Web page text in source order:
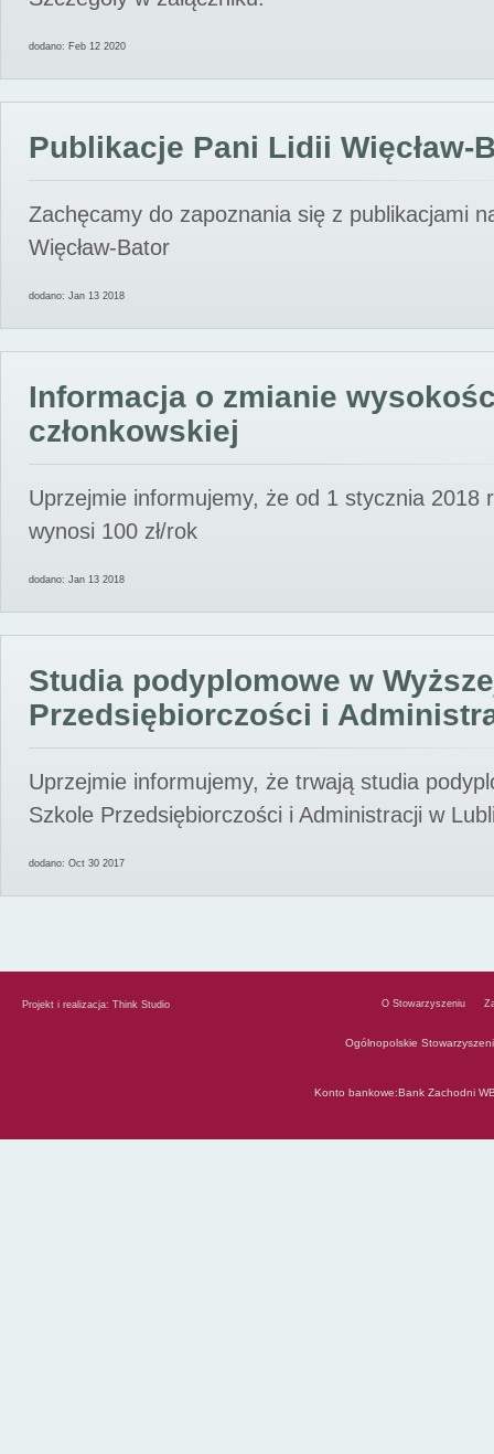
dodano: Feb 12 2020
Publikacje Pani Lidii Więcław-
Zachęcamy do zapoznania się z publikacjami
Więcław-Bator
dodano: Jan 13 2018
Informacja o zmianie
członkowskiej
Uprzejmie informujemy, że od 1 stycznia 2018
wynosi 100 zł/rok
dodano: Jan 13 2018
Studia podyplomowe w
Przedsiębiorczości i
Uprzejmie informujemy, że trwają studia
Szkole Przedsiębiorczości i Administracji w
dodano: Oct 30 2017
Projekt i realizacja: Think Studio O Stowarzyszeniu
Ogólnopolskie
Konto bankowe:Bank Zachodni